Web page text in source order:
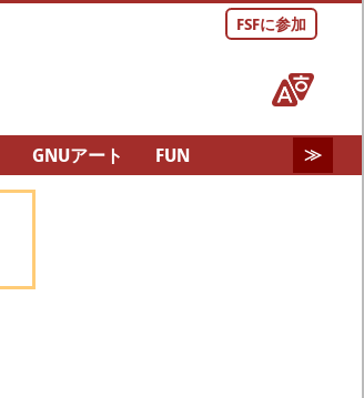
FSFに参加
GNUアート
FUN